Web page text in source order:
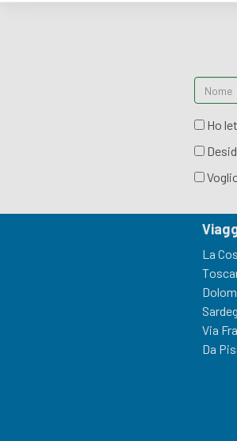
Ho
La
Via
Da